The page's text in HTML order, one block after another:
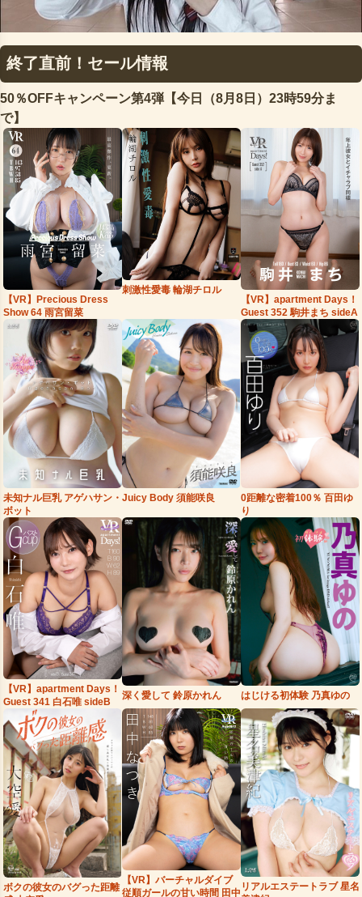
終了直前！セール情報
50％OFFキャンペーン第4弾【今日（8月8日）23時59分ま
で】
【VR】Precious Dress
Show 64 雨宮留菜
刺激性愛毒 輪湖チロル
【VR】apartment Days！
Guest 352 駒井まち sideA
未知ナル巨乳 アゲハサン・
ボット
Juicy Body 須能咲良
0距離な密着100％ 百田ゆ
り
【VR】apartment Days！
Guest 341 白石唯 sideB
深く愛して 鈴原かれん はじける初体験 乃真ゆの
ボクの彼女のバグった距離
【VR】バーチャルダイブ
従順ガールの甘い時間 田中
リアルエステートラブ 星名